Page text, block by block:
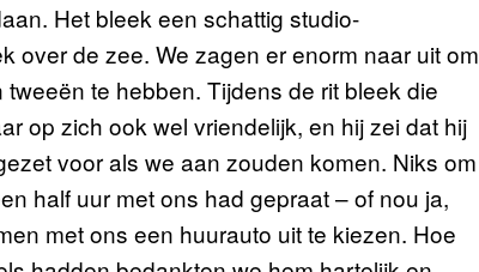
Het bleek een schattig studio-
over de zee. We zagen er enorm naar uit om
te hebben. Tijdens de rit bleek die
op zich ook wel vriendelijk, en hij zei dat hij
voor als we aan zouden komen. Niks om
half uur met ons had gepraat – of nou ja,
met ons een huurauto uit te kiezen. Hoe